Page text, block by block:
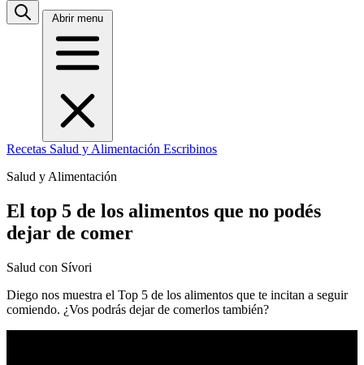
Abrir menu
Recetas Salud y Alimentación Escribinos
Salud y Alimentación
El top 5 de los alimentos que no podés
dejar de comer
Salud con Sívori
Diego nos muestra el Top 5 de los alimentos que te incitan a seguir
comiendo. ¿Vos podrás dejar de comerlos también?